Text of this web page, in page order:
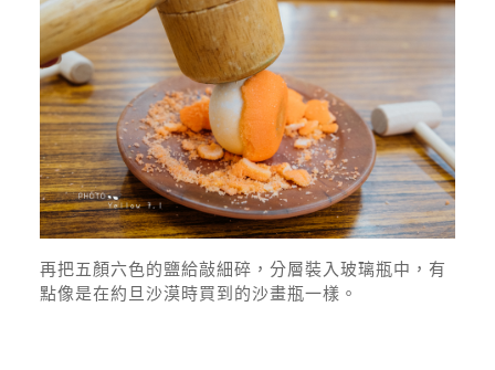
再把五顏六色的鹽給敲細碎，分層裝入玻璃瓶中，有
點像是在約旦沙漠時買到的沙畫瓶一樣。